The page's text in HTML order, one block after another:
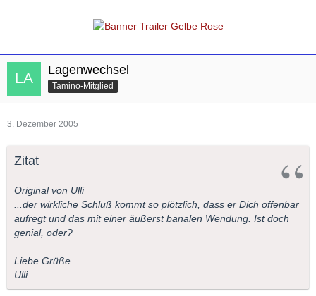
Lagenwechsel
Tamino-Mitglied
3. Dezember 2005
Zitat
Original von Ulli
...der wirkliche Schluß kommt so plötzlich, dass er Dich offenbar
aufregt und das mit einer äußerst banalen Wendung. Ist doch
genial, oder?
Liebe Grüße
Ulli